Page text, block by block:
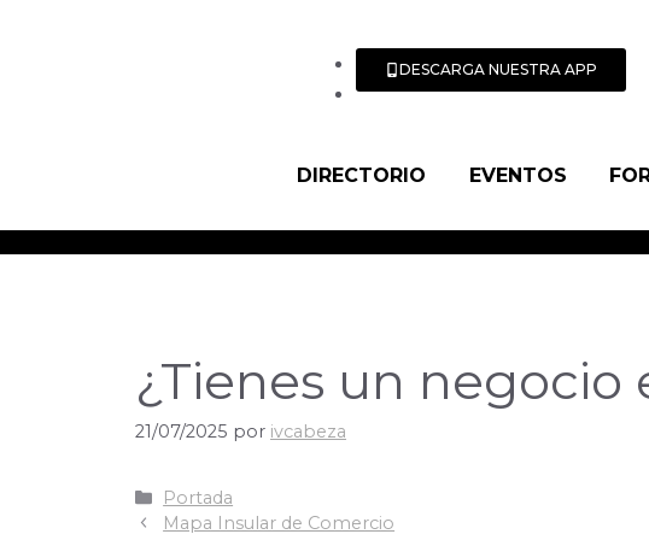
DESCARGA NUESTRA APP
DIRECTORIO EVENTOS
¿Tienes un negocio
21/07/2025 por ivcabeza
Portada
Mapa Insular de Comercio